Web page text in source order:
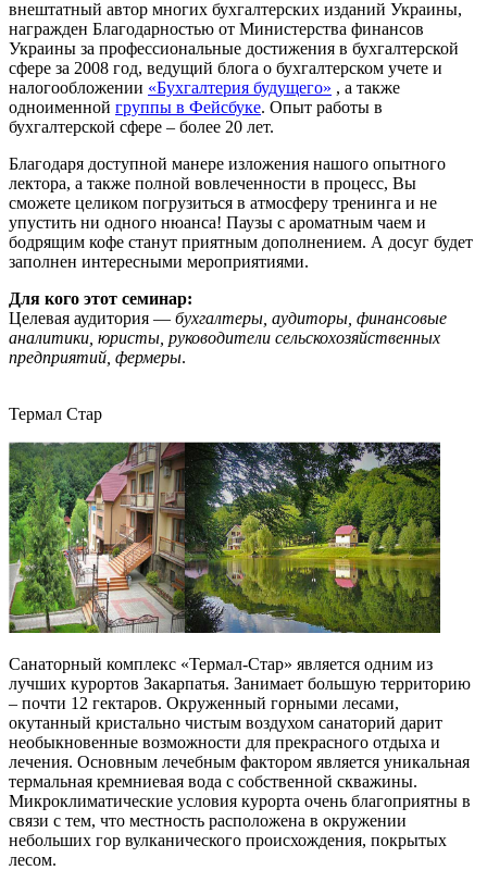
внештатный автор многих бухгалтерских изданий Украины,
награжден Благодарностью от Министерства финансов
Украины за профессиональные достижения в бухгалтерской
сфере за 2008 год, ведущий блога о бухгалтерском учете и
налогообложении «Бухгалтерия будущего» , а также
одноименной группы в Фейсбуке. Опыт работы в
бухгалтерской сфере – более 20 лет.
Благодаря доступной манере изложения нашого опытного
лектора, а также полной вовлеченности в процесс, Вы
сможете целиком погрузиться в атмосферу тренинга и не
упустить ни одного нюанса! Паузы с ароматным чаем и
бодрящим кофе станут приятным дополнением. А досуг будет
заполнен интересными мероприятиями.
Для кого этот семинар:
Целевая аудитория — бухгалтеры, аудиторы, финансовые
аналитики, юристы, руководители сельскохозяйственных
предприятий, фермеры.
Термал Стар
Санаторный комплекс «Термал-Стар» является одним из
лучших курортов Закарпатья. Занимает большую территорию
– почти 12 гектаров. Окруженный горными лесами,
окутанный кристально чистым воздухом санаторий дарит
необыкновенные возможности для прекрасного отдыха и
лечения. Основным лечебным фактором является уникальная
термальная кремниевая вода с собственной скважины.
Микроклиматические условия курорта очень благоприятны в
связи с тем, что местность расположена в окружении
небольших гор вулканического происхождения, покрытых
лесом.